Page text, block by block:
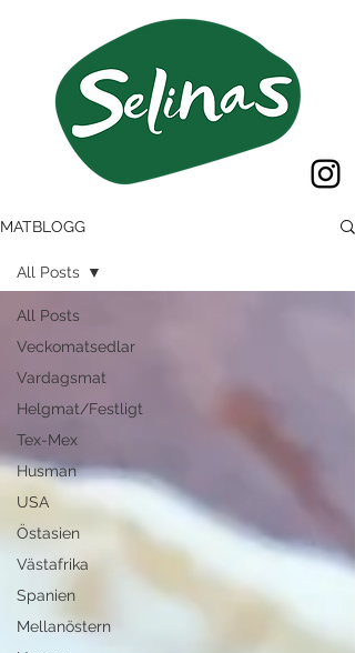
MATBLOGG
All Posts
Veckomatsedlar
Vardagsmat
Helgmat/Festligt
Tex-Mex
Husman
USA
Östasien
Västafrika
Spanien
Mellanöstern
All Posts